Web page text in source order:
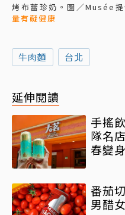
烤布蕾珍奶。圖／Musée提
量有礙健康
牛肉麵 台北
延伸閱讀
手搖
隊名
春變
番茄